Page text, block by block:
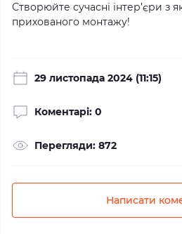
Створюйте сучасні інтер’єри з
прихованого монтажу!
29 листопада 2024 (11:15)
Коментарі: 0
Перегляди: 872
Написати